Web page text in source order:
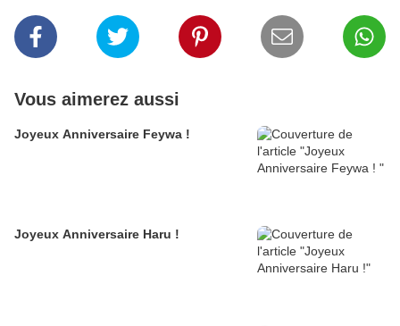
Vous aimerez aussi
Joyeux Anniversaire Feywa !
Joyeux Anniversaire Haru !